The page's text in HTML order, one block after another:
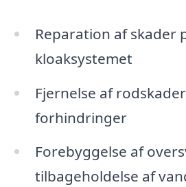
Reparation af skader
kloaksystemet
Fjernelse af
forhindringer
Forebyggelse af
tilbageholdelse af